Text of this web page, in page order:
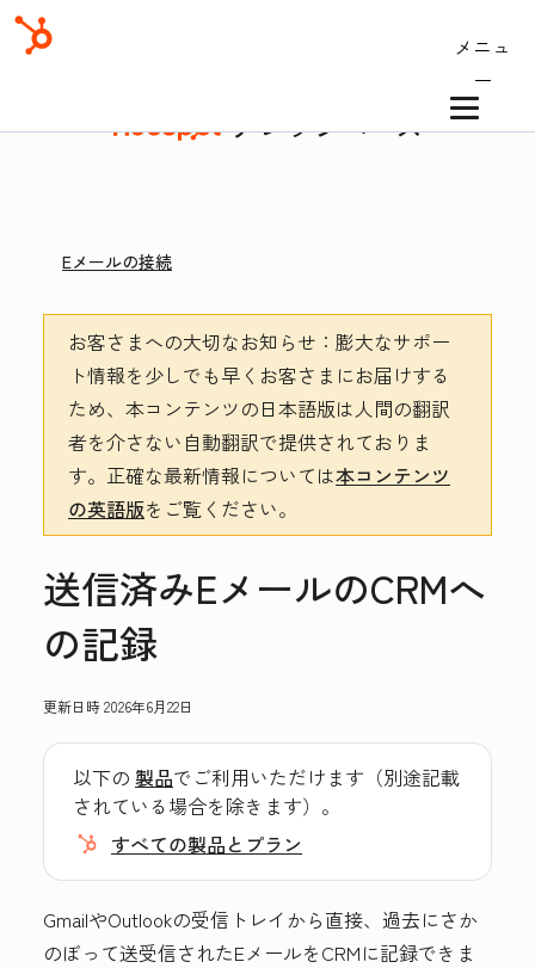
メニュ
ー
ナレッジベース
Eメールの接続
お客さまへの大切なお知らせ ：膨大なサポー
ト情報を少しでも早くお客さまにお届けする
ため、本コンテンツの日本語版は人間の翻訳
者を介さない自動翻訳で提供されておりま
す。 正確な最新情報については本コンテンツ
の英語版をご覧ください。
送信済みEメールのCRMへ
の記録
更新日時2026年6月22日
以下の 製品でご利用いただけます（別途記載
されている場合を除きます）。
すべての製品とプラン
GmailやOutlookの受信トレイから直接、過去にさか
のぼって送受信されたEメールをCRMに記録できま